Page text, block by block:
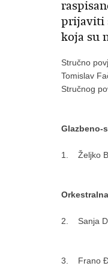
prijaviti
koja su
Stručno
Tomislav
Stručnog
Glazbeno-
1. Željko
2.
3.